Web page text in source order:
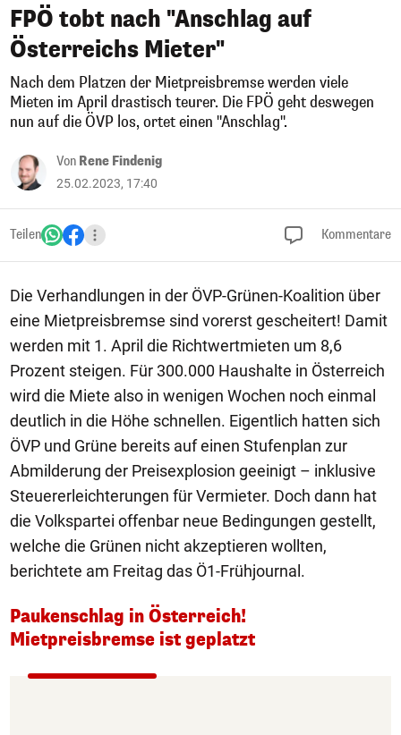
FPÖ tobt nach "Anschlag auf
Österreichs Mieter"
Nach dem Platzen der Mietpreisbremse werden viele
Mieten im April drastisch teurer. Die FPÖ geht deswegen
nun auf die ÖVP los, ortet einen "Anschlag".
Von Rene Findenig
25.02.2023, 17:40
Teilen Kommentare
Die Verhandlungen in der ÖVP-Grünen-Koalition über
eine Mietpreisbremse sind vorerst gescheitert! Damit
werden mit 1. April die Richtwertmieten um 8,6
Prozent steigen. Für 300.000 Haushalte in Österreich
wird die Miete also in wenigen Wochen noch einmal
deutlich in die Höhe schnellen. Eigentlich hatten sich
ÖVP und Grüne bereits auf einen Stufenplan zur
Abmilderung der Preisexplosion geeinigt – inklusive
Steuererleichterungen für Vermieter. Doch dann hat
die Volkspartei offenbar neue Bedingungen gestellt,
welche die Grünen nicht akzeptieren wollten,
berichtete am Freitag das Ö1-Frühjournal.
Paukenschlag in Österreich!
Mietpreisbremse ist geplatzt